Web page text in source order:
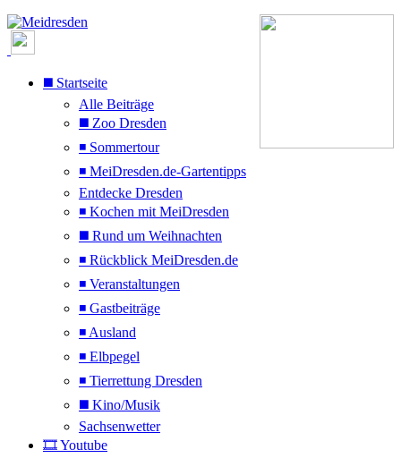
◼️ Startseite
Alle Beiträge
◼️ Zoo Dresden
◾ Sommertour
◾ MeiDresden.de-Gartentipps
Entdecke Dresden
◾ Kochen mit MeiDresden
◼️ Rund um Weihnachten
◾ Rückblick MeiDresden.de
◾ Veranstaltungen
◾ Gastbeiträge
◾ Ausland
◾ Elbpegel
◾ Tierrettung Dresden
◼️ Kino/Musik
Sachsenwetter
🎞️ Youtube